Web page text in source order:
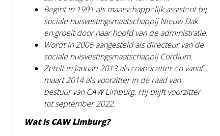
Begint in 1991 als maatschappelijk assistent bij
sociale huisvestingsmaatschappij Nieuw Dak
en groeit door naar hoofd van de administratie.
Wordt in 2006 aangesteld als directeur van de
sociale huisvestingsmaatschappij Cordium.
Zetelt in januari 2013 als covoorzitter en vanaf
maart 2014 als voorzitter in de raad van
bestuur van CAW Limburg. Hij blijft voorzitter
tot september 2022.
Wat is CAW Limburg?